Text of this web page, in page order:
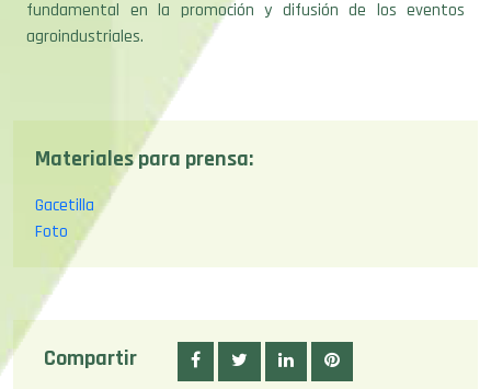
fundamental en la promoción y difusión de los eventos
agroindustriales.
Materiales para prensa:
Gacetilla
Foto
Compartir